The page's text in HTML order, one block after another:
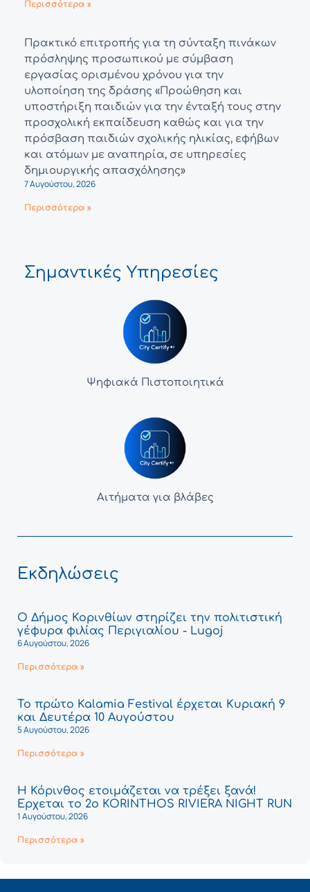
Περισσότερα »
Πρακτικό επιτροπής για τη σύνταξη πινάκων
πρόσληψης προσωπικού με σύμβαση
εργασίας ορισμένου χρόνου για την
υλοποίηση της δράσης «Προώθηση και
υποστήριξη παιδιών για την ένταξή τους στην
προσχολική εκπαίδευση καθώς και για την
πρόσβαση παιδιών σχολικής ηλικίας, εφήβων
και ατόμων με αναπηρία, σε υπηρεσίες
δημιουργικής απασχόλησης»
7 Αυγούστου, 2026
Περισσότερα »
Σημαντικές Υπηρεσίες
Ψηφιακά Πιστοποιητικά
Αιτήματα για βλάβες
Εκδηλώσεις
Ο Δήμος Κορινθίων στηρίζει την πολιτιστική
γέφυρα φιλίας Περιγιαλίου - Lugoj
6 Αυγούστου, 2026
Περισσότερα »
Το πρώτο Kalamia Festival έρχεται Κυριακή 9
και Δευτέρα 10 Αυγούστου
5 Αυγούστου, 2026
Περισσότερα »
Η Κόρινθος ετοιμάζεται να τρέξει ξανά!
Έρχεται το 2ο KORINTHOS RIVIERA NIGHT RUN
1 Αυγούστου, 2026
Περισσότερα »